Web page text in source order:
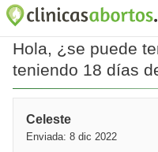
Hola, ¿se puede
teniendo 18 días
Celeste
Enviada: 8 dic 2022